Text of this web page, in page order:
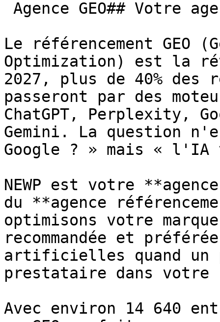
Le référencement GEO
Optimization) est la
2027, plus de 40% des
passeront par des
ChatGPT, Perplexity,
Gemini. La question
Google ? » mais « l'IA
NEWP est votre
du **agence
optimisons votre
recommandée et
artificielles quand un
prestataire dans votre
Avec environ 14 640